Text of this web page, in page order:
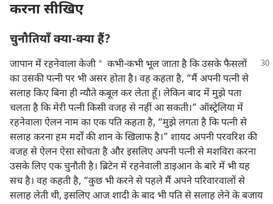
करना सीखिए
चुनौतियाँ क्या-क्या हैं?
जापान में रहनेवाला केजी * कभी-कभी भूल जाता है कि उसके फैसलों
का उसकी पत्नी पर भी असर होता है। वह कहता है, “मैं अपनी पत्नी से
सलाह किए बिना ही न्यौते कबूल कर लेता हूँ। लेकिन बाद में मुझे पता
चलता है कि मेरी पत्नी किसी वजह से नहीं आ सकती।” ऑस्ट्रेलिया में
रहनेवाला ऐलन नाम का एक पति कहता है, “मुझे लगता है कि पत्नी से
सलाह करना हम मर्दों की शान के खिलाफ है।” शायद अपनी परवरिश की
वजह से ऐलन ऐसा सोचता है और इसलिए अपनी पत्नी से मशविरा करना
उसके लिए एक चुनौती है। ब्रिटेन में रहनेवाली डाइआन के बारे में भी यह
सच है। वह कहती है, “कुछ भी करने से पहले मैं अपने परिवारवालों से
सलाह लेती थी, इसलिए आज शादी के बाद भी पति से सलाह लेने के बजाय